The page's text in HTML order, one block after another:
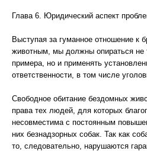
Глава 6. Юридический аспект
Выступая за гуманное отношение к
животным, мы должны опираться не
примера, но и применять
ответственности, в том числе
Свободное обитание бездомных
права тех людей, для которых
несовместима с постоянным
них безнадзорных собак. Так как
то, следовательно, нарушаются